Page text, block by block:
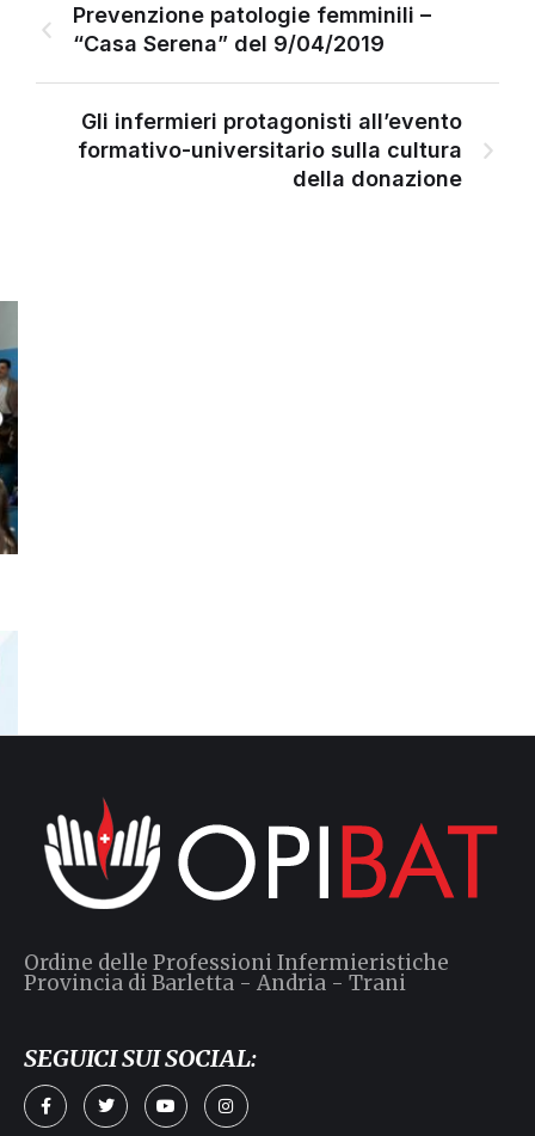
Prevenzione patologie femminili –
“Casa Serena” del 9/04/2019
Gli infermieri protagonisti all’evento
formativo-universitario sulla cultura
della donazione
Ordine delle Professioni Infermieristiche
Provincia di Barletta - Andria - Trani
SEGUICI SUI SOCIAL: